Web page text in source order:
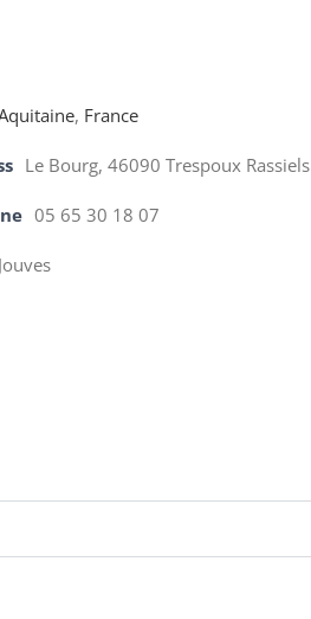
, France
Le Bourg, 46090 Trespoux Rassiels
05 65 30 18 07